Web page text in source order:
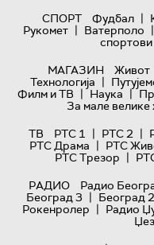
СПОРТ
Фудбал |
Рукомет | Ватерполо |
спортови
МАГАЗИН
Живот
Технологијa |
Филм и ТВ | Наука |
За мале велике
ТВ
РТС 1 | РТС 2 |
РТС Драма | РТС
РТС Трезор |
РАДИО
Радио
Београд 3 | Београд
Рокенролер | Радио